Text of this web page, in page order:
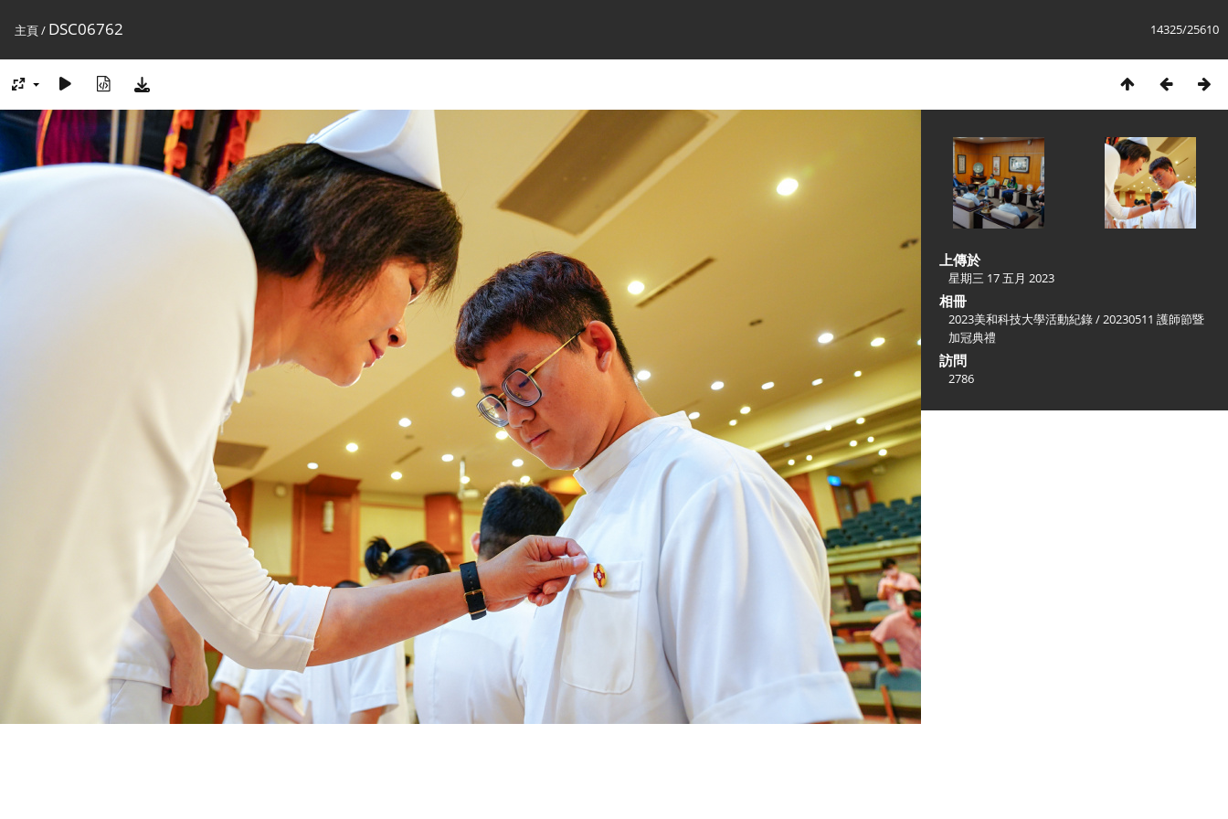
14325/25610
主頁/ DSC06762
上傳於
星期三 17 五月 2023
相冊
2023美和科技大學活動紀錄/20230511 護師節暨
加冠典禮
訪問
2786